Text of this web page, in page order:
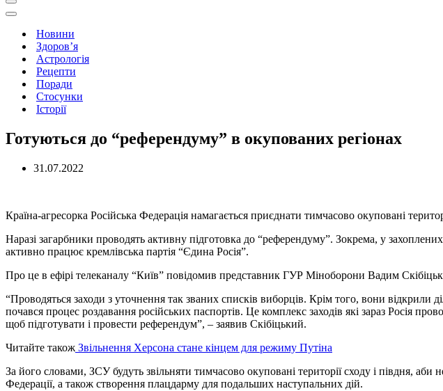
Меню
навігації
Меню
навігаціїНовини
Здоров’я
Астрологія
Рецепти
Поради
Стосунки
Історії
Готуються до “референдуму” в окупованих регіонах
31.07.2022
Країна-агресорка Російська Федерація намагається приєднати тимчасово окуповані
Наразі загарбники проводять активну підготовка до “референдуму”. Зокрема, у
активно працює кремлівська партія “Єдина Росія”.
Про це в ефірі телеканалу “Київ” повідомив представник ГУР Міноборони Вадим
“Проводяться заходи з уточнення так званих списків виборців. Крім того, вони відкрили
почався процес роздавання російських паспортів. Це комплекс заходів які зараз Росія
щоб підготувати і провести референдум”, – заявив Скібіцький.
Читайте також Звільнення Херсона стане кінцем для режиму Путіна
За його словами, ЗСУ будуть звільняти тимчасово окуповані території сходу і півдня, аби
Федерації, а також створення плацдарму для подальших наступальних дій.